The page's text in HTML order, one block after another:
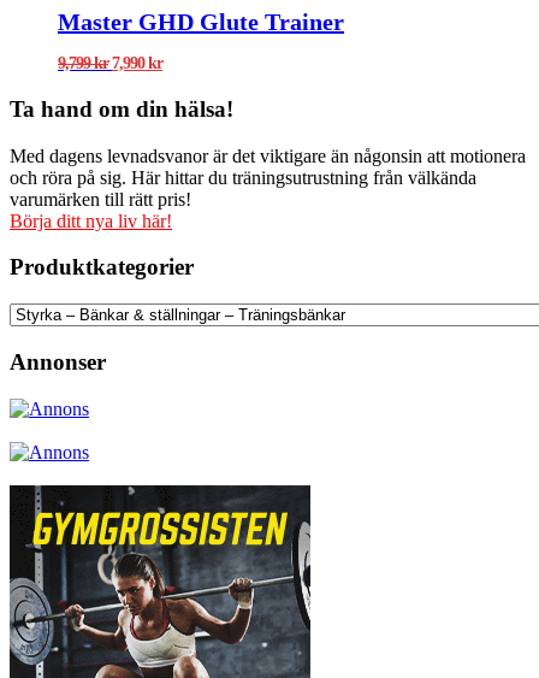
Master GHD Glute Trainer
9,799kr Det
priset
var:
7,990krDet
priset
är:
Ta hand om din hälsa!
Med dagens levnadsvanor är det viktigare än någonsin att motionera
och röra på sig. Här hittar du träningsutrustning från välkända
varumärken till rätt pris!
Börja ditt nya liv här!
Produktkategorier
Annonser